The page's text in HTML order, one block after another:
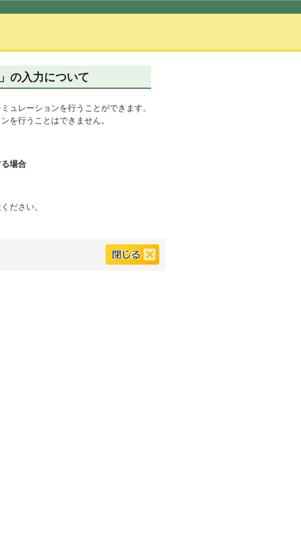
の入力について
ュレーションを行うことができます。
を行うことはできません。
場合
ださい。